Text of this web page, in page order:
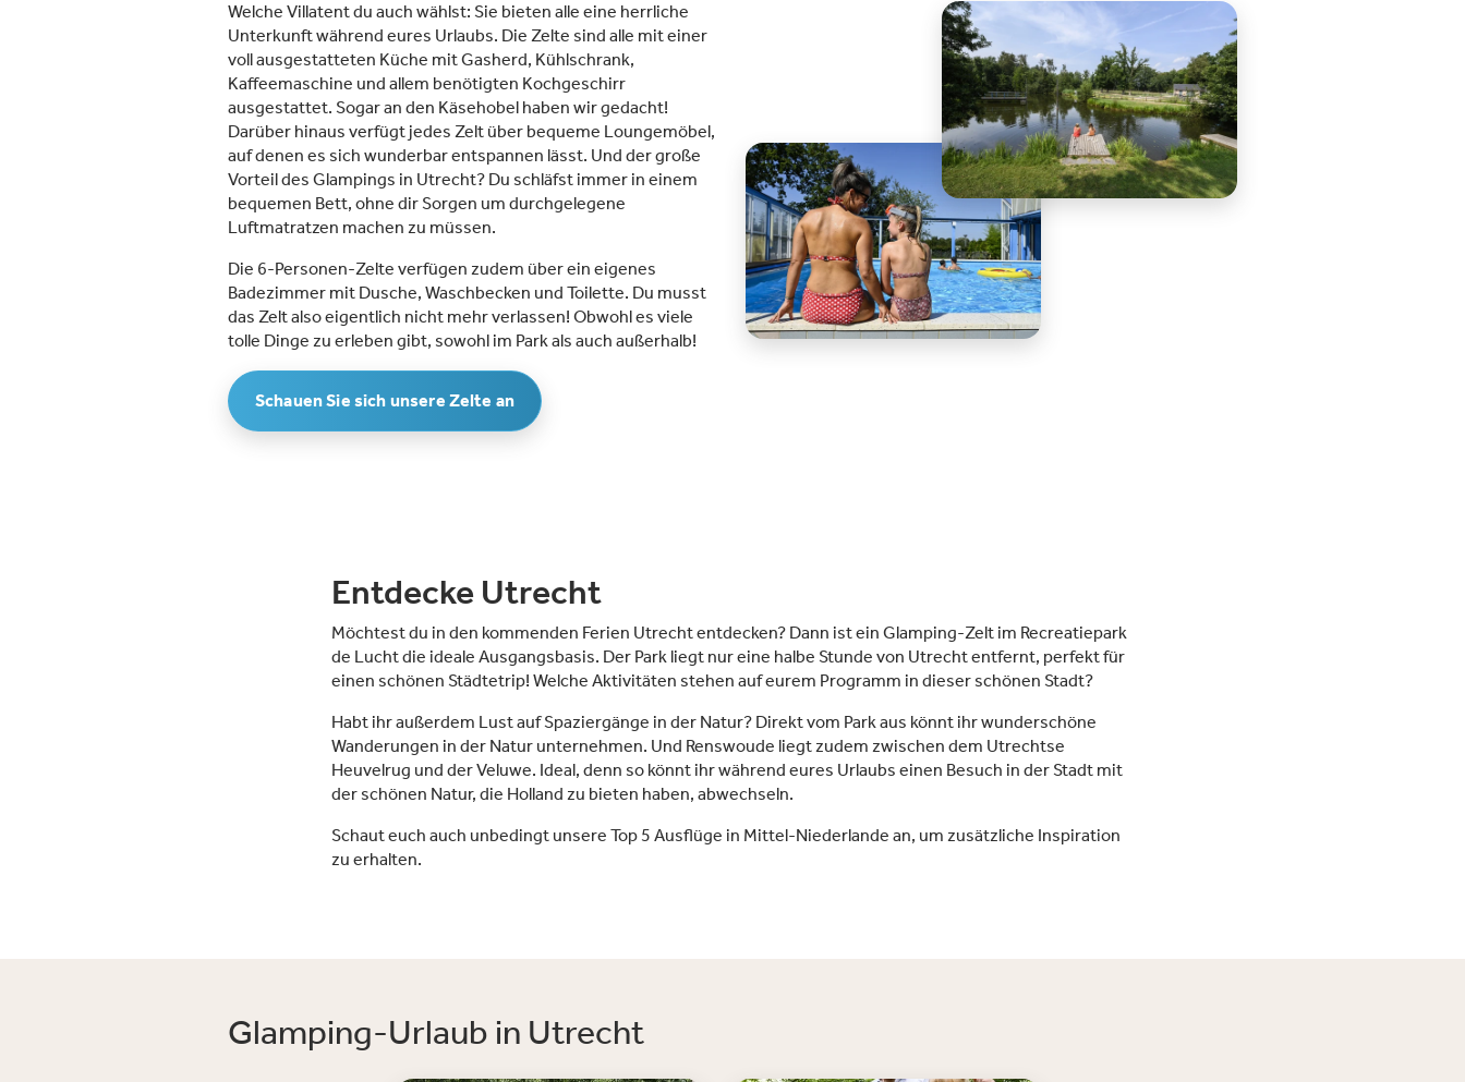
Planschbecken.Ideal für Kinder bis
14 Jahre: Vom Spielen im großen
Sandkasten über den Spielplatz bis
hin zu Abenteuern im Lehrwald ist
für jedes Kind etwas dabei. Speziell
für Jugendliche (12 - 16 Jahre) gibt
es ein Rätselzimmer in einer
Scheune beim Leughtenpad. Ein
abenteuerliches Rätselspiel, bei
dem sie nach dem Goldenen Horn
suchen!Naturreiche Umgebung:
Recreatiepark de Lucht liegt
inmitten der Utrechtse Heuvelrug:
ob Sie nun radeln, wandern oder
Welche Villatent du auch wählst: Sie bieten alle eine herrliche
Unterkunft während eures Urlaubs. Die Zelte sind alle mit einer
voll ausgestatteten Küche mit Gasherd, Kühlschrank,
Kaffeemaschine und allem benötigten Kochgeschirr
ausgestattet. Sogar an den Käsehobel haben wir gedacht!
Darüber hinaus verfügt jedes Zelt über bequeme Loungemöbel,
auf denen es sich wunderbar entspannen lässt. Und der große
Vorteil des Glampings in Utrecht? Du schläfst immer in einem
bequemen Bett, ohne dir Sorgen um durchgelegene
Luftmatratzen machen zu müssen.
Die 6-Personen-Zelte verfügen zudem über ein eigenes
Badezimmer mit Dusche, Waschbecken und Toilette. Du musst
das Zelt also eigentlich nicht mehr verlassen! Obwohl es viele
tolle Dinge zu erleben gibt, sowohl im Park als auch außerhalb!
Schauen Sie sich unsere Zelte an
Entdecke Utrecht
Möchtest du in den kommenden Ferien Utrecht entdecken? Dann ist ein Glamping-Zelt im Recreatiepark
de Lucht die ideale Ausgangsbasis. Der Park liegt nur eine halbe Stunde von Utrecht entfernt, perfekt für
einen schönen Städtetrip! Welche Aktivitäten stehen auf eurem Programm in dieser schönen Stadt?
Habt ihr außerdem Lust auf Spaziergänge in der Natur? Direkt vom Park aus könnt ihr wunderschöne
Wanderungen in der Natur unternehmen. Und Renswoude liegt zudem zwischen dem Utrechtse
Heuvelrug und der Veluwe. Ideal, denn so könnt ihr während eures Urlaubs einen Besuch in der Stadt mit
der schönen Natur, die Holland zu bieten haben, abwechseln.
Schaut euch auch unbedingt unsere Top 5 Ausflüge in Mittel-Niederlande an, um zusätzliche Inspiration
zu erhalten.
Glamping-Urlaub in Utrecht